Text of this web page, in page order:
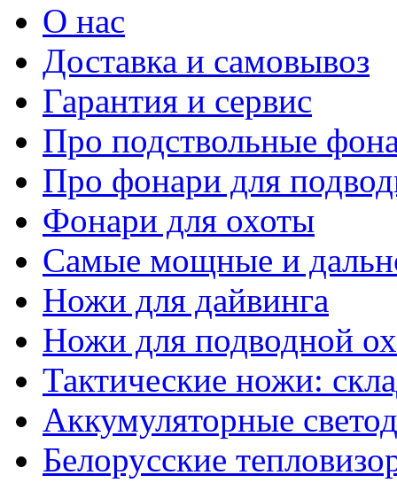
О нас
Доставка и самовывоз
Гарантия и сервис
Про подствольные
Про фонари для
Фонари для охоты
Самые мощные и
Ножи для дайвинга
Ножи для подводной
Тактические ножи:
Аккумуляторные
Белорусские